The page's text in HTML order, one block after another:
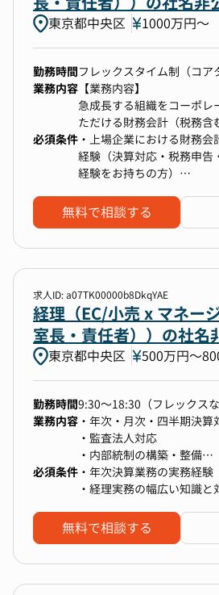
その連結決算業務拡大のチ
ンです。
戦をお待ちしております！
▼具体的な業務内容
・連結決算に関する業務全
・短信・有価証券報告書等
・監査法人対応
・単体決算（別チームにて
・資金管理、振込業務
す。その後はご本人の適性
に変更の可能性があります
■スキル・経験
上場会社としての連結決算
対応に携わり、より広い専
できます。
特性の異なる複数の子会社
ため、会計・財務フローの
ができます。
M＆Aを積極的に推進する
統合プロセス）に関与する
■環境
・AI・LLMなど新技術の活
・事業部の申請や処理の自
・経理データを活用した管
・会計データの社内OPEN
・数字に基づいた意思決定
織作り
・経理に関する問い合わせ
※まずは、ご経験に合わせ
す。
【仕事・事業における魅力
規模的にはまだ成長フェー
の全体を見ることができま
※会社単位での決算作成に
任をもつことができ、幅広
担当として関与することが
・多様な会計論点の経験
経験を得ることができます
・経理業務（財務会計）に
体制構築（いわゆる経理業
らず、管理会計、業務プロ
等）にも直接携わることが
・第二創業期ならではの裁
成長中の事業・組織を支え
して、仕組みづくりや改善
ことができます。経理とし
【具体的な業務】
・国際会計基準対応業務
・会計監査・税務申告対応
・税務・会計戦略の立案と
・有価証券報告書等の作成
・業務フローの改善、適正
使用ツール等
・Google Apps（Google
カレンダー、Meet、Chat等
・Google Office（Excel、
・その他 業務効率化ツール
【キャリアプラン・本求人
当社は2017年に東証一部へ
月からはプライム市場に属
能力に応じて会計監査や税
報告書作成等の業務もお任
しい業務フローの構築/効率
ョブローテーションもあり
者として幅広い業務経験を
ワークライフバランスも重
い環境ながらも１か月の残
東京都中央区 1000万円〜
勤務時間フレックスタイム制（コア
業務内容 【業務内容】
急成長する組織をコーポレ
ただける財務会計（税務含
ーを募集しています。財
を担う重要なポジションで
幅広い業務をリードし、経
・法人税・消費税など税務
査対応
・監査法人や税理士法人と
・会計基準・税務に則した
・キャッシュフロー管理・
モニタリング
の整備・改善
・経営層・各部門への財務
び経営課題の抽出・解決推進
・その他財務会計領域で必
【ポジションの魅力】
FinTech/SaaS開発企業は日
円の達成を目指す急成長
門の責任者候補として財務
し、年次・月次決算や税務
必須条件 ・上場企業における財務
経験（決算対応・税務申告
経験をお持ちの方）
・会計知識（J-GAAPや
・税務知識（法人税、消
・日本語にてコミュニケー
Native-like fluency in
無料で相談する
求人ID: a07TK00000b8DkqYAE
経理（EC/小売 x マネー
室長・責任者））の社名
東京都中央区 500万円〜
勤務時間9:30～18:30（フレックスな
業務内容 ・年次・月次・四半期決算
・監査法人対応
・内部統制の構築・整備
・将来的な経理チームの構
ジャーからのスタート）
必須条件 ・年次決算業務の実務経験
・経理実務の幅広い知識と
無料で相談する